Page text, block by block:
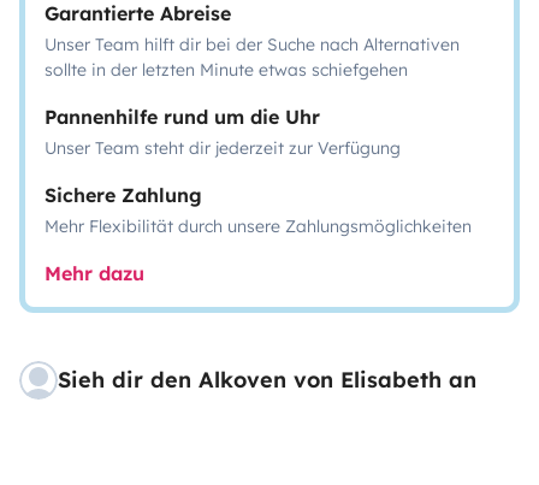
Garantierte Abreise
Unser Team hilft dir bei der Suche nach Alternativen
sollte in der letzten Minute etwas schiefgehen
Pannenhilfe rund um die Uhr
Unser Team steht dir jederzeit zur Verfügung
Sichere Zahlung
Mehr Flexibilität durch unsere Zahlungsmöglichkeiten
Mehr dazu
Sieh dir den Alkoven von Elisabeth an